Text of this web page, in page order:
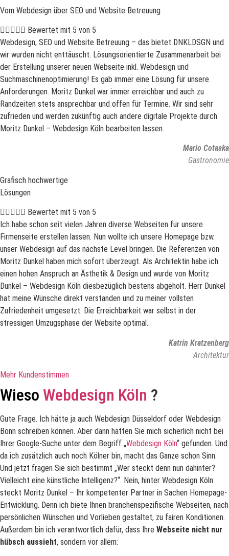
Vom Webdesign über SEO und Website Betreuung
 Bewertet mit 5 von 5
Webdesign, SEO und Website Betreuung – das bietet DNKLDSGN und
wir wurden nicht enttäuscht. Lösungsorientierte Zusammenarbeit bei
der Erstellung unserer neuen Webseite inkl. Webdesign und
Suchmaschinenoptimierung! Es gab immer eine Lösung für unsere
Anforderungen. Moritz Dunkel war immer erreichbar und auch zu
Randzeiten stets ansprechbar und offen für Termine. Wir sind sehr
zufrieden und werden zukünftig auch andere digitale Projekte durch
Moritz Dunkel – Webdesign Köln bearbeiten lassen.
Mario Cotaska
Gastronomie
Grafisch hochwertige
Lösungen
 Bewertet mit 5 von 5
Ich habe schon seit vielen Jahren diverse Webseiten für unsere
Firmenseite erstellen lassen. Nun wollte ich unsere Homepage bzw.
unser Webdesign auf das nächste Level bringen. Die Referenzen von
Moritz Dunkel haben mich sofort überzeugt. Als Architektin habe ich
einen hohen Anspruch an Ästhetik & Design und wurde von Moritz
Dunkel – Webdesign Köln diesbezüglich bestens abgeholt. Herr Dunkel
hat meine Wünsche direkt verstanden und zu meiner vollsten
Zufriedenheit umgesetzt. Die Erreichbarkeit war selbst in der
stressigen Umzugsphase der Website optimal.
Katrin Kratzenberg
Architektur
Mehr Kundenstimmen
Wieso Webdesign Köln ?
Gute Frage. Ich hätte ja auch Webdesign Düsseldorf oder Webdesign
Bonn schreiben können. Aber dann hätten Sie mich sicherlich nicht bei
Ihrer Google-Suche unter dem Begriff „Webdesign Köln“ gefunden. Und
da ich zusätzlich auch noch Kölner bin, macht das Ganze schon Sinn.
Und jetzt fragen Sie sich bestimmt „Wer steckt denn nun dahinter?
Vielleicht eine künstliche Intelligenz?“. Nein, hinter Webdesign Köln
steckt Moritz Dunkel – Ihr kompetenter Partner in Sachen Homepage-
Entwicklung. Denn ich biete Ihnen branchenspezifische Webseiten, nach
persönlichen Wünschen und Vorlieben gestaltet, zu fairen Konditionen.
Außerdem bin ich verantwortlich dafür, dass Ihre Webseite nicht nur
hübsch aussieht, sondern vor allem: